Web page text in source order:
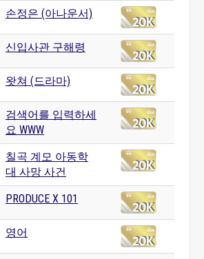
손정은 (아나운서)
신입사관 구해령
왓쳐 (드라마)
검색어를 입력하세
요 WWW
칠곡 계모 아동학
대 사망 사건
PRODUCE X 101
영어